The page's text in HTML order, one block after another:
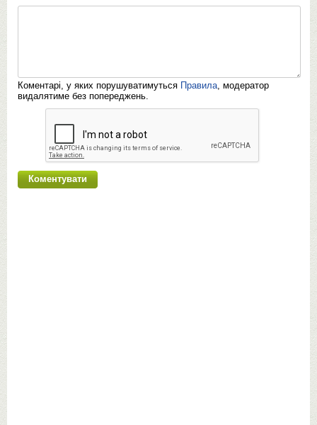
Коментарі, у яких порушуватимуться Правила, модератор
видалятиме без попереджень.